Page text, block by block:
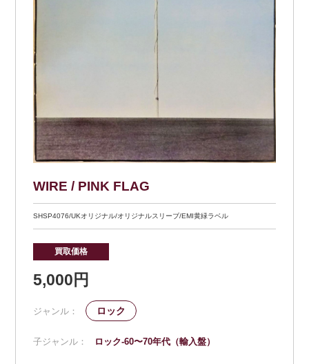
WIRE / PINK FLAG
SHSP4076/UKオリジナル/オリジナルスリーブ/EMI黄緑ラベル
買取価格
5,000円
ジャンル： ロック
子ジャンル： ロック-60〜70年代（輸入盤）